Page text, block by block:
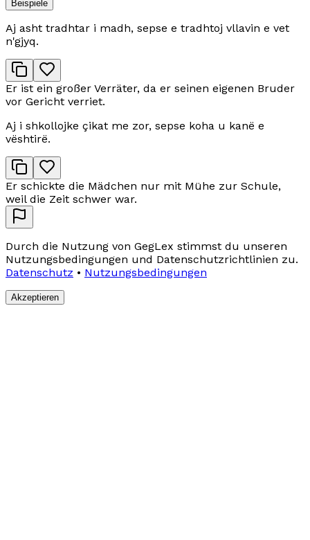
Beispiele
Aj asht tradhtar i madh, sepse e tradhtoj vllavin e vet
n'gjyq.
Er ist ein großer Verräter, da er seinen eigenen Bruder
vor Gericht verriet.
Aj i shkollojke çikat me zor, sepse koha u kanë e
vështirë.
Er schickte die Mädchen nur mit Mühe zur Schule,
weil die Zeit schwer war.
Durch die Nutzung von GegLex stimmst du unseren
Nutzungsbedingungen und Datenschutzrichtlinien zu.
Datenschutz • Nutzungsbedingungen
Akzeptieren